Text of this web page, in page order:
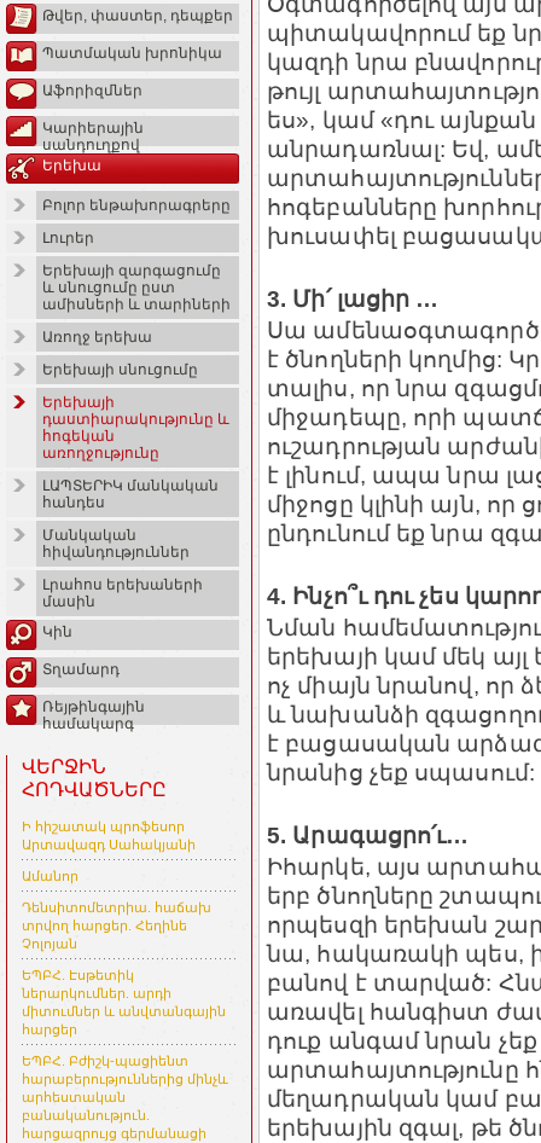
Թվեր, փաստեր, դեպքեր
Պատմական խրոնիկա
Աֆորիզմներ
Կարիերային
սանդուղքով
Երեխա
Բոլոր ենթախորագրերը
Լուրեր
Երեխայի զարգացումը
և սնուցումը ըստ
ամիսների և տարիների
Առողջ երեխա
Երեխայի սնուցումը
Երեխայի
դաստիարակությունը և
հոգեկան
առողջությունը
ԼԱՊՏԵՐԻԿ մանկական
հանդես
Մանկական
հիվանդություններ
Լրահոս երեխաների
մասին
Կին
Տղամարդ
Ռեյթինգային
համակարգ
ՎԵՐՋԻՆ
ՀՈԴՎԱԾՆԵՐԸ
Ի հիշատակ պրոֆեսոր
Արտավազդ Սահակյանի
Ամանոր
Դենսիտոմետրիա. հաճախ
տրվող հարցեր. Հեղինե
Չոլոյան
ԵՊԲՀ. Էսթետիկ
ներարկումներ. արդի
միտումներ և անվտանգային
հարցեր
ԵՊԲՀ. Բժիշկ-պացիենտ
հարաբերություններից մինչև
արհեստական
բանականություն.
հարցազրույց գերմանացի
պիտակավորում եք
կազդի նրա
թույլ
ես», կամ «դու
անրադառնալ: Եվ,
հոգեբանները
խուսափել
3. Մի՛ լացիր …
Սա
է ծնողների կողմից:
տալիս, որ նրա
միջադեպը, որի
ուշադրության
է լինում, ապա նրա
միջոցը կլինի այն,
ընդունում եք նրա
4. Ինչո՞ւ դու չես
Նման
երեխայի կամ մեկ
ոչ միայն նրանով, որ
և նախանձի
է բացասական
նրանից չեք սպասում:
5. Արագացրո՛ւ…
Իհարկե, այս
երբ ծնողները
որպեսզի երեխան
նա, հակառակի պես,
բանով է տարված:
առավել հանգիստ
դուք անգամ նրան
արտահայտությունը
մեղադրական կամ
երեխային զգալ, թե